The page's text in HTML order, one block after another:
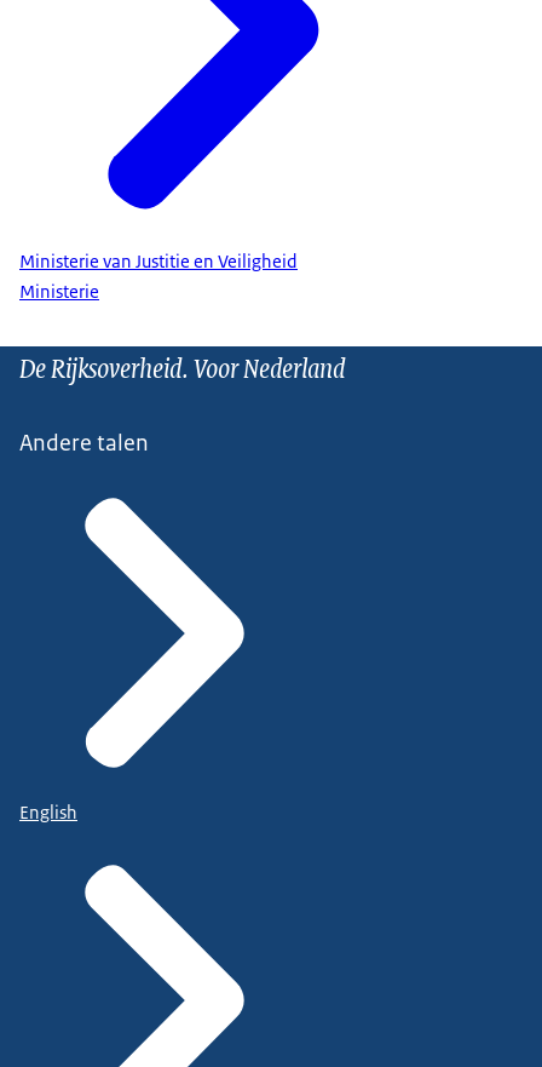
Ministerie van Justitie en Veiligheid
Ministerie
De Rijksoverheid. Voor Nederland
Andere talen
English